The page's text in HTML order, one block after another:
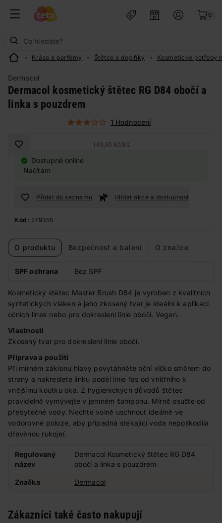
0
Krása a parfémy Štětce a doplňky Kosmetické potřeby
Dermacol
Dermacol kosmetický štětec RG D84 obočí a
linka s pouzdrem
1 Hodnocení
149,90 Kč/ks
Dostupné online
Načítám
Přidat do seznamu Hlídat akce a dostupnost
Kód: 279355
O produktu Bezpečnost a balení O značce
SPF ochrana Bez SPF
Kosmetický štětec Master Brush D84 je vyroben z kvalitních
syntetických vláken a jeho zkosený tvar je ideální k aplikaci
očních linek nebo pro dokreslení linie obočí. Vegan.
Vlastnosti
Zkosený tvar pro dokreslení linie obočí.
Příprava a použití
Při mírném záklonu hlavy povytáhněte oční víčko směrem do
strany a nakreslete linku podél linie řas od vnitřního k
vnějšímu koutku oka. Z hygienických důvodů štětec
pravidelně vymývejte v jemném šamponu. Mírně osušte od
přebytečné vody. Nechte volně uschnout ideálně ve
vodorovné poloze, aby případná stékající voda nepoškodila
dřevěnou rukojeť.
Regulovaný
název
Dermacol Kosmetický štětec RG D84
obočí a linka s pouzdrem
Značka Dermacol
Zákazníci také často nakupují